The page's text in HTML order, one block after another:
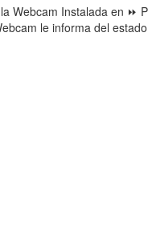
Webcam Instalada en
le informa del